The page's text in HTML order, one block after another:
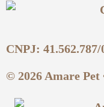
CNPJ: 41.562.787/
© 2026 Amare Pet